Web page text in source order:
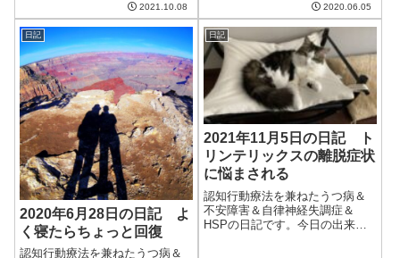
2021.10.08
し前の予報に比べればましだ
が、蒸し暑い。来週には梅雨入
りするという予報もあり少し憂
鬱。午前中はブログ更新とクラ
ウドワークス。よう...
2020.06.05
日記
2020年6月28日の日記 よ
く寝たらちょっと回復
認知行動療法を兼ねたうつ病＆
日記
2021年11月5日の日記 ト
リンテリックスの離脱症状
に悩まされる
認知行動療法を兼ねたうつ病＆
不安障害＆自律神経失調症＆
HSPの日記です。今日の出来事